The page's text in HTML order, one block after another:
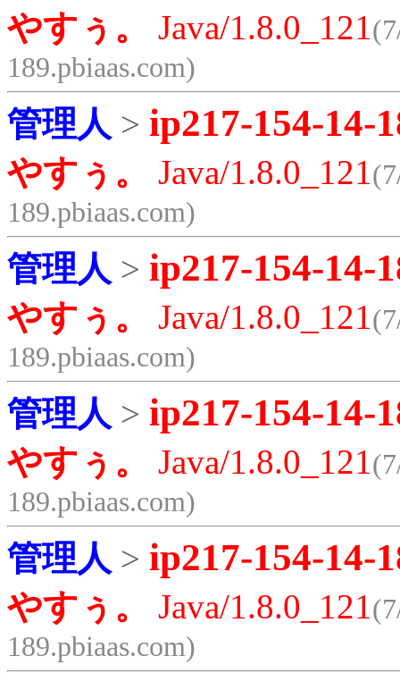
やすぅ。 Java/1.8.0_121
189.pbiaas.com)
管理人 > ip217-154-14-
やすぅ。 Java/1.8.0_121
189.pbiaas.com)
管理人 > ip217-154-14-
やすぅ。 Java/1.8.0_121
189.pbiaas.com)
管理人 > ip217-154-14-
やすぅ。 Java/1.8.0_121
189.pbiaas.com)
管理人 > ip217-154-14-
やすぅ。 Java/1.8.0_121
189.pbiaas.com)